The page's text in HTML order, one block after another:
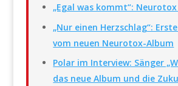
„Egal was kommt“:
„Nur einen Herzschlag“:
vom neuen Neurotox-Album
Polar im Interview: Sänger
das neue Album und die